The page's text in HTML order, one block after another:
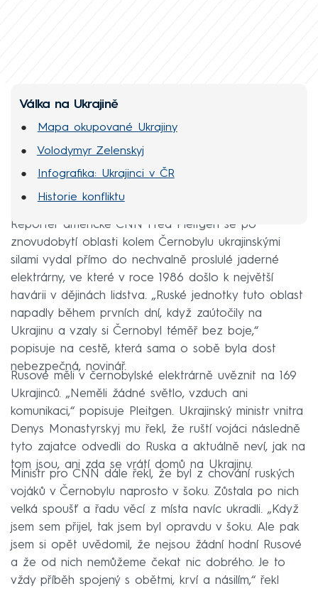
Válka na Ukrajině
Mapa okupované Ukrajiny
Volodymyr Zelenskyj
Infografika: Ukrajinci v ČR
Historie konfliktu
Reportér americké CNN Fred Pleitgen se po
znovudobytí oblasti kolem Černobylu ukrajinskými
silami vydal přímo do nechvalně proslulé jaderné
elektrárny, ve které v roce 1986 došlo k největší
havárii v dějinách lidstva. „Ruské jednotky tuto oblast
napadly během prvních dní, když zaútočily na
Ukrajinu a vzaly si Černobyl téměř bez boje,“
popisuje na cestě, která sama o sobě byla dost
nebezpečná, novinář.
Rusové měli v černobylské elektrárně uvěznit na 169
Ukrajinců. „Neměli žádné světlo, vzduch ani
komunikaci,“ popisuje Pleitgen. Ukrajinský ministr vnitra
Denys Monastyrskyj mu řekl, že ruští vojáci následně
tyto zajatce odvedli do Ruska a aktuálně neví, jak na
tom jsou, ani zda se vrátí domů na Ukrajinu.
Ministr pro CNN dále řekl, že byl z chování ruských
vojáků v Černobylu naprosto v šoku. Zůstala po nich
velká spoušť a řadu věcí z místa navíc ukradli. „Když
jsem sem přijel, tak jsem byl opravdu v šoku. Ale pak
jsem si opět uvědomil, že nejsou žádní hodní Rusové
a že od nich nemůžeme čekat nic dobrého. Je to
vždy příběh spojený s obětmi, krví a násilím,“ řekl